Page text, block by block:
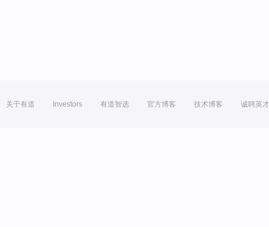
关于有道 Investors 有道智选 官方博客 技术博客 诚聘英才